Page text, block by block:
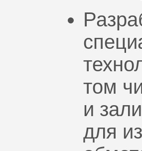
том
и
для